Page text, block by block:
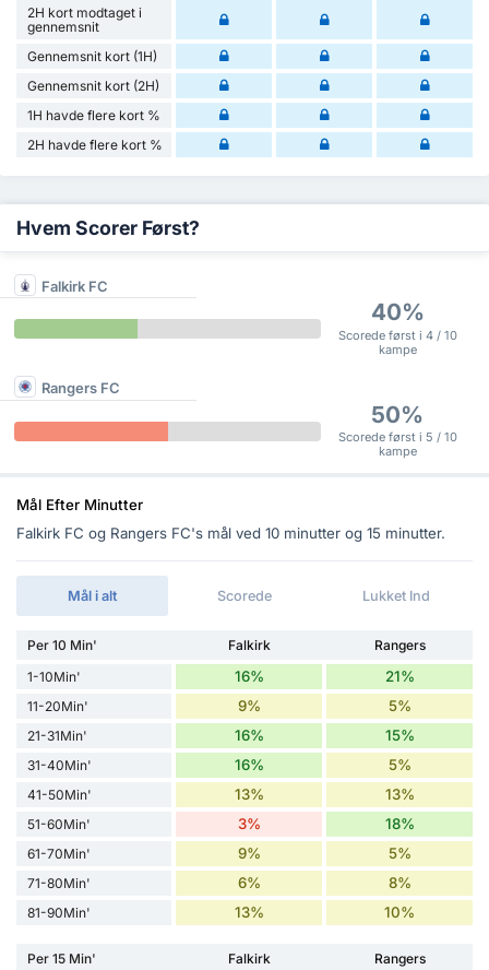
2H kort modtaget i
gennemsnit
Gennemsnit kort (1H)
Gennemsnit kort (2H)
1H havde flere kort %
2H havde flere kort %
Hvem Scorer Først?
Falkirk FC
40%
Scorede først i 4 / 10
kampe
Rangers FC
50%
Scorede først i 5 / 10
kampe
Mål Efter Minutter
Falkirk FC og Rangers FC's mål ved 10 minutter og 15 minutter.
Mål i alt Scorede Lukket Ind
Per 10 Min' Falkirk
Rangers
1-10Min'
16% 21%
11-20Min' 9% 5%
21-31Min' 16% 15%
31-40Min' 16% 5%
41-50Min' 13% 13%
51-60Min' 3% 18%
61-70Min' 9% 5%
71-80Min' 6% 8%
81-90Min' 13% 10%
Per 15 Min' Falkirk
Rangers